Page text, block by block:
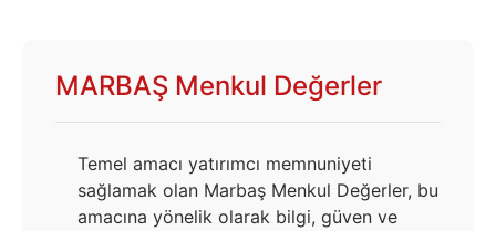
MARBAŞ Menkul Değerler
Temel amacı yatırımcı memnuniyeti
sağlamak olan Marbaş Menkul Değerler, bu
amacına yönelik olarak bilgi, güven ve